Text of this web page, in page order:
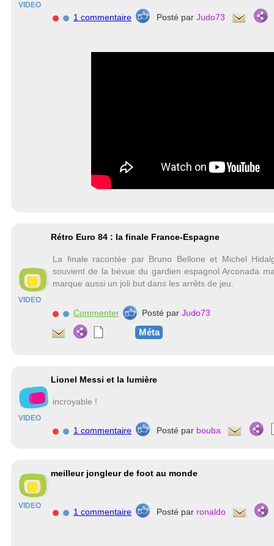
VIDEO
1 commentaire Posté par Judo73
VIDEO
Rétro Euro 84 : la finale France-Espagne
La finale racontée par Bruno Bellone et Michel
souvient de la bévue du gardien espagnol Arconada
marque aussi un joli but dans les arrêts de jeu.
Commenter Posté par Judo73
Méta
VIDEO
Lionel Messi et la lumière
incroyable !
1 commentaire Posté par bouba
VIDEO
meilleur jongleur de foot au monde
1 commentaire Posté par ronaldo